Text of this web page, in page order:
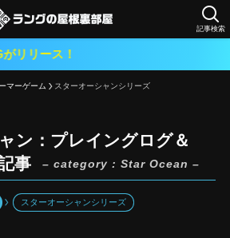
記事検索
マーゲーム スターオーシャンシリーズ
ン：プレイングログ＆
事
– category : Star Ocean –
スターオーシャンシリーズ